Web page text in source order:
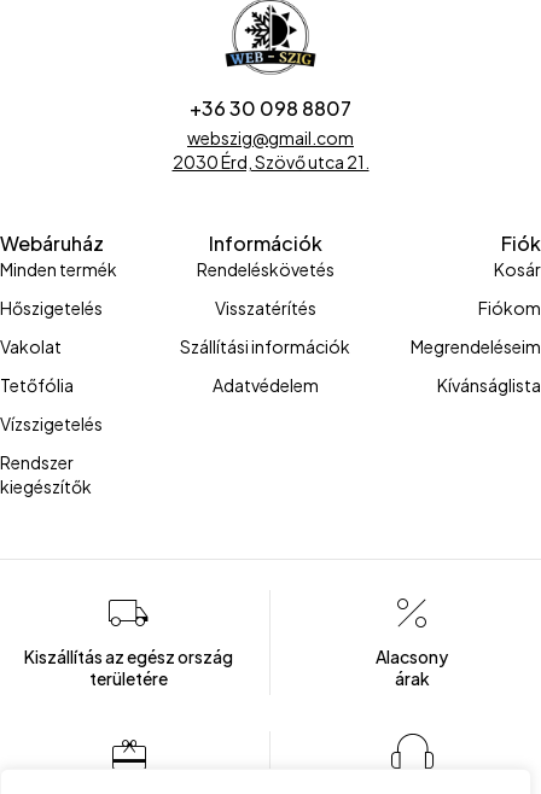
+36 30 098 8807
webszig@gmail.com
2030 Érd, Szövő utca 21.
Webáruház
Minden termék
Hőszigetelés
Vakolat
Tetőfólia
Vízszigetelés
Rendszer
kiegészítők
Információk
Rendeléskövetés
Visszatérítés
Szállítási információk
Adatvédelem
Fiók
Kosár
Fiókom
Megrendeléseim
Kívánságlista
Kiszállítás az egész ország
területére
Alacsony
árak